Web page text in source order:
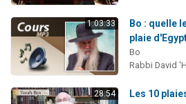
1:03:33
Bo : quelle
plaie
Bo
Rabbi David
28:54
Les 10